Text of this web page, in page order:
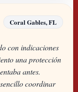
Coral Gables, FL
con indicaciones
una protección
antes.
coordinar